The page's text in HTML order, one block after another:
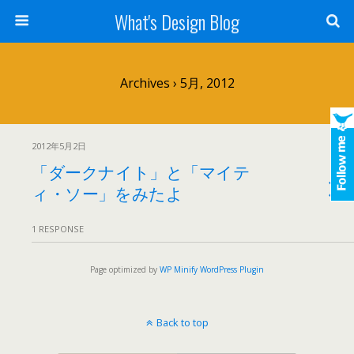
What's Design Blog
Archives › 5月, 2012
2012年5月2日
「ダークナイト」と「マイテ
ィ・ソー」をみたよ
1 RESPONSE
Page optimized by WP Minify WordPress Plugin
Back to top